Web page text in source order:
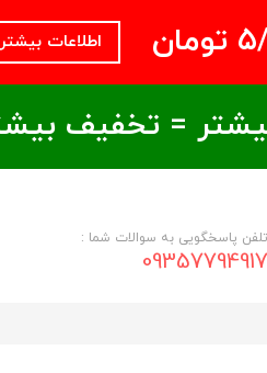
اطلاعات بیشتر
تلفن پاسخگویی به سوالات شما :
09357794917